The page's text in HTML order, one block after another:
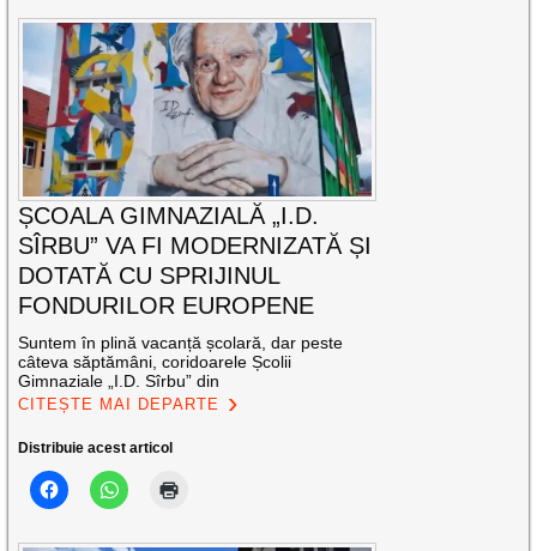
ȘCOALA GIMNAZIALĂ „I.D.
SÎRBU” VA FI MODERNIZATĂ ȘI
DOTATĂ CU SPRIJINUL
FONDURILOR EUROPENE
Suntem în plină vacanță școlară, dar peste
câteva săptămâni, coridoarele Școlii
Gimnaziale „I.D. Sîrbu” din
CITEȘTE MAI DEPARTE
Distribuie acest articol